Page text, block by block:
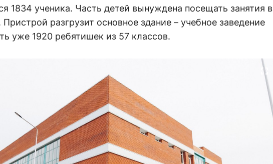
1834 ученика. Часть детей вынуждена посещать занятия в
разгрузит основное здание – учебное заведение
уже 1920 ребятишек из 57 классов.